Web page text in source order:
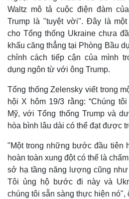
Pháp luật
Tin nóng
Tư vấn luật
Waltz mô tả cuộc điện đàm
Trump là "tuyệt vời". Đây là
cho Tổng thống Ukraine chưa
khẩu căng thẳng tại Phòng Bầu
chỉnh cách tiếp cận của mình
dụng ngôn từ với ông Trump.
Tổng thống Zelensky viết trong
hội X hôm 19/3 rằng: “Chúng
Mỹ, với Tổng thống Trump và
hòa bình lâu dài có thể đạt được
"Một trong những bước đầu tiên
hoàn toàn xung đột có thể là
sở hạ tầng năng lượng cũng
Tôi ủng hộ bước đi này và
chúng tôi sẵn sàng thực hiện nó",